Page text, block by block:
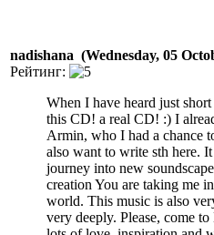
nadishana (Wednesday, 05
Рейтинг:
When I have heard just
this CD! a real CD! :) I
Armin, who I had a chance
also want to write sth here.
journey into new
creation You are taking me
world. This music is also
very deeply. Please, come